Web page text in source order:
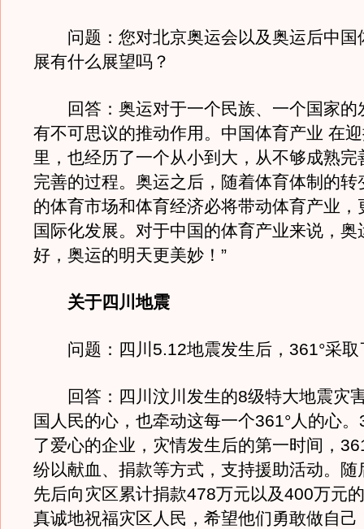
问题：您对北京奥运会以及奥运后中国
展有什么展望吗？
回答：奥运对于一个民族、一个国家的
有不可思议的推动作用。中国体育产业 在
里，也经历了一个从小到大，从不够成熟完
完善的过程。奥运之后，随着体育体制的转
的体育市场和体育经济必将带动体育产业，
国际化发展。对于中国的体育产业来说，奥
好，奥运的明天更美妙！”
关于四川地震
问题：四川5.12地震发生后，361°采取
回答：四川汶川发生的8级特大地震灾
国人民的心，也牵动这每一个361°人的心
了爱心的企业，灾情发生后的第一时间，
纷以献血、捐款等方式，支持援助活动。随
先后向灾区累计捐款478万元以及400万元
真诚地祝福灾区人民，希望他们勇敢做自己